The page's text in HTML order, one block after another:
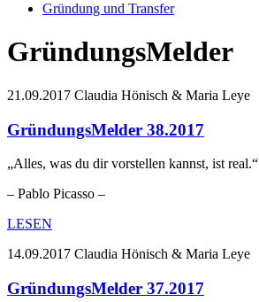
Gründung und Transfer
GründungsMelder
21.09.2017 Claudia Hönisch & Maria Leye
GründungsMelder 38.2017
„Alles, was du dir vorstellen kannst, ist real.“
– Pablo Picasso –
LESEN
14.09.2017 Claudia Hönisch & Maria Leye
GründungsMelder 37.2017